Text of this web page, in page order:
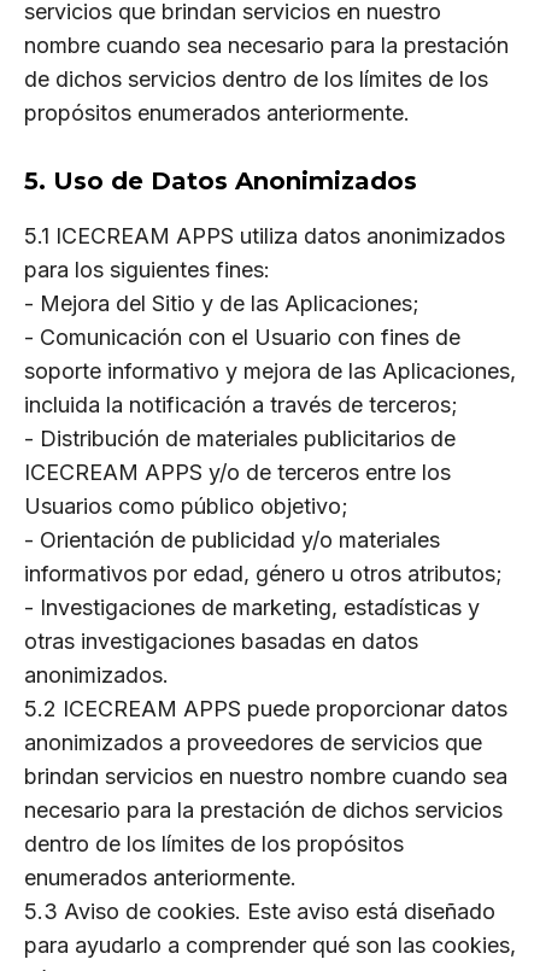
servicios que brindan servicios en nuestro
nombre cuando sea necesario para la prestación
de dichos servicios dentro de los límites de los
propósitos enumerados anteriormente.
5. Uso de Datos Anonimizados
5.1 ICECREAM APPS utiliza datos anonimizados
para los siguientes fines:
- Mejora del Sitio y de las Aplicaciones;
- Comunicación con el Usuario con fines de
soporte informativo y mejora de las Aplicaciones,
incluida la notificación a través de terceros;
- Distribución de materiales publicitarios de
ICECREAM APPS y/o de terceros entre los
Usuarios como público objetivo;
- Orientación de publicidad y/o materiales
informativos por edad, género u otros atributos;
- Investigaciones de marketing, estadísticas y
otras investigaciones basadas en datos
anonimizados.
5.2 ICECREAM APPS puede proporcionar datos
anonimizados a proveedores de servicios que
brindan servicios en nuestro nombre cuando sea
necesario para la prestación de dichos servicios
dentro de los límites de los propósitos
enumerados anteriormente.
5.3 Aviso de cookies. Este aviso está diseñado
para ayudarlo a comprender qué son las cookies,